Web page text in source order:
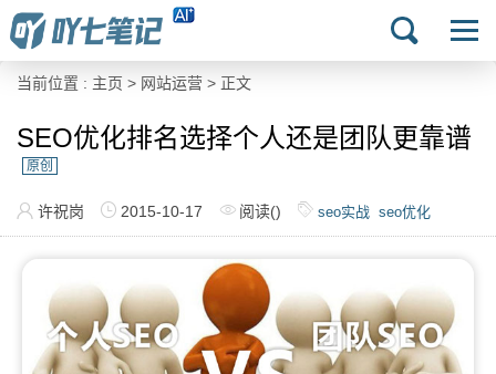
当前位置 : 主页 > 网站运营 > 正文
SEO优化排名选择个人还是团队更靠谱
原创
许祝岗 2015-10-17 阅读() seo实战 seo优化